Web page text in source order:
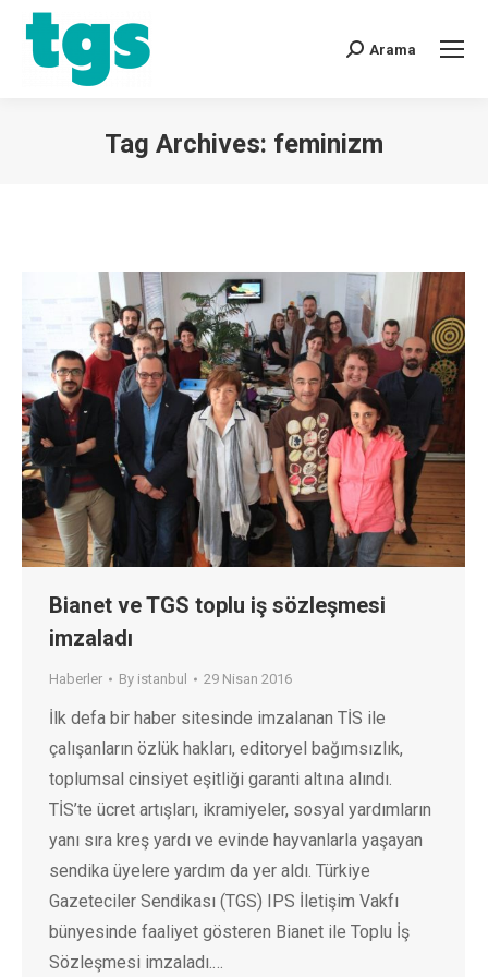
Arama
Tag Archives: feminizm
Bianet ve TGS toplu iş sözleşmesi
imzaladı
Haberler By istanbul 29 Nisan 2016
İlk defa bir haber sitesinde imzalanan TİS ile
çalışanların özlük hakları, editoryel bağımsızlık,
toplumsal cinsiyet eşitliği garanti altına alındı.
TİS’te ücret artışları, ikramiyeler, sosyal yardımların
yanı sıra kreş yardı ve evinde hayvanlarla yaşayan
sendika üyelere yardım da yer aldı. Türkiye
Gazeteciler Sendikası (TGS) IPS İletişim Vakfı
bünyesinde faaliyet gösteren Bianet ile Toplu İş
Sözleşmesi imzaladı.…